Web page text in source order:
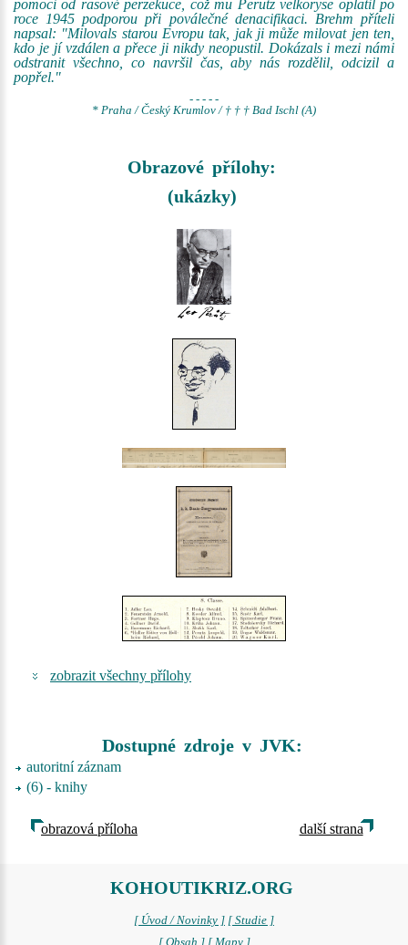
pomoci od rasové perzekuce, což mu Perutz velkoryse oplatil po
roce 1945 podporou při poválečné denacifikaci. Brehm příteli
napsal: "Milovals starou Evropu tak, jak ji může milovat jen ten,
kdo je jí vzdálen a přece ji nikdy neopustil. Dokázals i mezi námi
odstranit všechno, co navršil čas, aby nás rozdělil, odcizil a
popřel."
- - - - -
* Praha / Český Krumlov / † † † Bad Ischl (A)
Obrazové přílohy:
(ukázky)
zobrazit všechny přílohy
Dostupné zdroje v JVK:
autoritní záznam
(6) - knihy
obrazová příloha další strana
KOHOUTIKRIZ.ORG
[ Úvod / Novinky ] [ Studie ]
[ Obsah ] [ Mapy ]